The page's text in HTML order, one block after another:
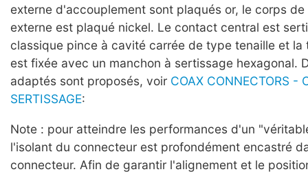
externe d'accouplement sont plaqués or, le corps
externe est plaqué nickel. Le contact central est
classique pince à cavité carrée de type tenaille et la
est fixée avec un manchon à sertissage hexagonal.
adaptés sont proposés, voir COAX CONNECTORS -
SERTISSAGE:
Note : pour atteindre les performances d'un
l'isolant du connecteur est profondément encastré
connecteur. Afin de garantir l'alignement et le